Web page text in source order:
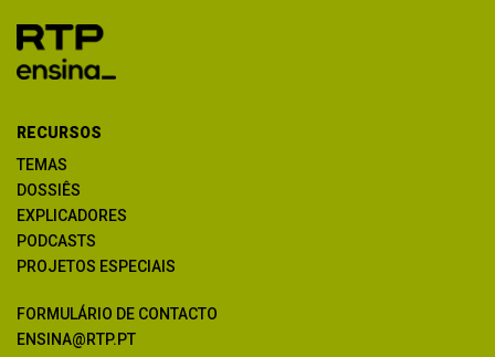
RECURSOS
TEMAS
DOSSIÊS
EXPLICADORES
PODCASTS
PROJETOS ESPECIAIS
FORMULÁRIO DE CONTACTO
ENSINA@RTP.PT